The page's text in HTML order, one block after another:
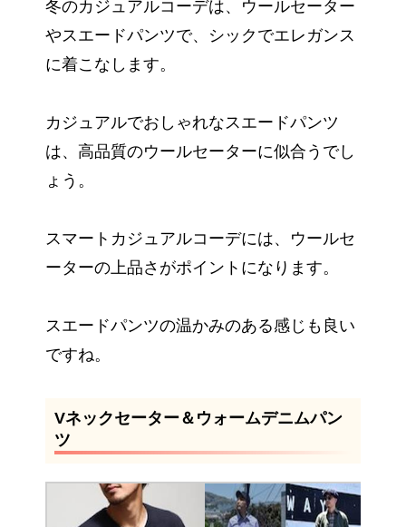
冬のカジュアルコーデは、ウールセーター
やスエードパンツで、シックでエレガンス
に着こなします。
カジュアルでおしゃれなスエードパンツ
は、高品質のウールセーターに似合うでし
ょう。
スマートカジュアルコーデには、ウールセ
ーターの上品さがポイントになります。
スエードパンツの温かみのある感じも良い
ですね。
Vネックセーター＆ウォームデニムパン
ツ